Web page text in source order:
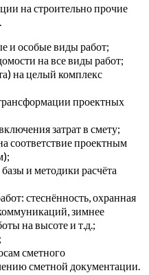
на строительно прочие
и особые виды работ;
на все виды работ;
на целый комплекс
проектных
затрат в смету;
соответствие проектным
и методики расчёта
стеснённость, охранная
зимнее
на высоте и т.д.;
сметного
сметной документации.